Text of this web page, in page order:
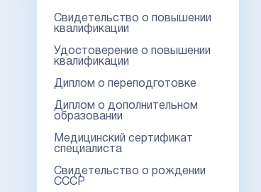
Свидетельство о повышении
квалификации
Удостоверение о повышении
квалификации
Диплом о переподготовке
Диплом о дополнительном
образовании
Медицинский сертификат
специалиста
Свидетельство о рождении
СССР